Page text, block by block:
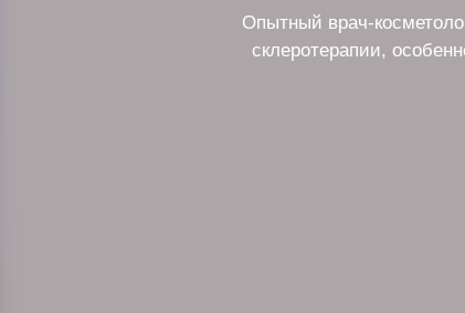
Опытный врач-
склеротерапии,